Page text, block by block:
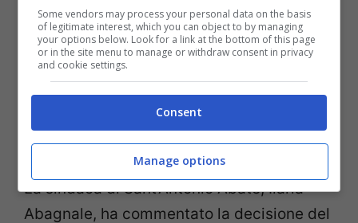
Nonostante queste difficoltà, la famiglia
Polese ha ricevuto una notizia che ha
portato un barlume di speranza:
il Tar della
concedendo una proroga fino al 29
gennaio 2026.
La sindaca di Sant’Antonio Abate, Ilaria
Abagnale, ha commentato la decisione del
Some vendors may process your personal data on the basis
of legitimate interest, which you can object to by managing
your options below. Look for a link at the bottom of this page
or in the site menu to manage or withdraw consent in privacy
and cookie settings.
Consent
Manage options